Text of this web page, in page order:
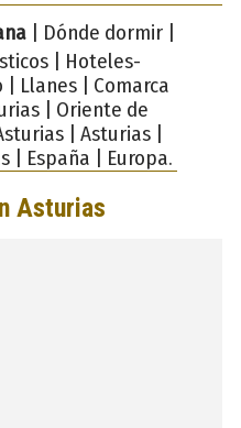
| Dónde dormir |
| Hoteles-
Llanes | Comarca
| Oriente de
| Asturias |
| España | Europa.